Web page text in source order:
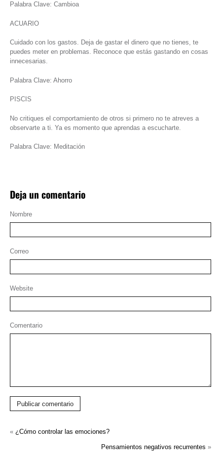
Palabra Clave: Cambioa
ACUARIO
Cuidado con los gastos. Deja de gastar el dinero que no tienes, te
puedes meter en problemas. Reconoce que estás gastando en cosas
innecesarias.
Palabra Clave: Ahorro
PISCIS
No critiques el comportamiento de otros si primero no te atreves a
observarte a ti. Ya es momento que aprendas a escucharte.
Palabra Clave: Meditación
Deja un comentario
Nombre
Correo
Website
Comentario
Publicar comentario
« ¿Cómo controlar las emociones?
Pensamientos negativos recurrentes »